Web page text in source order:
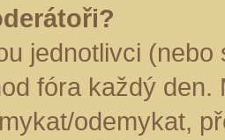
jednotlivci
fóra každý
odemykat,